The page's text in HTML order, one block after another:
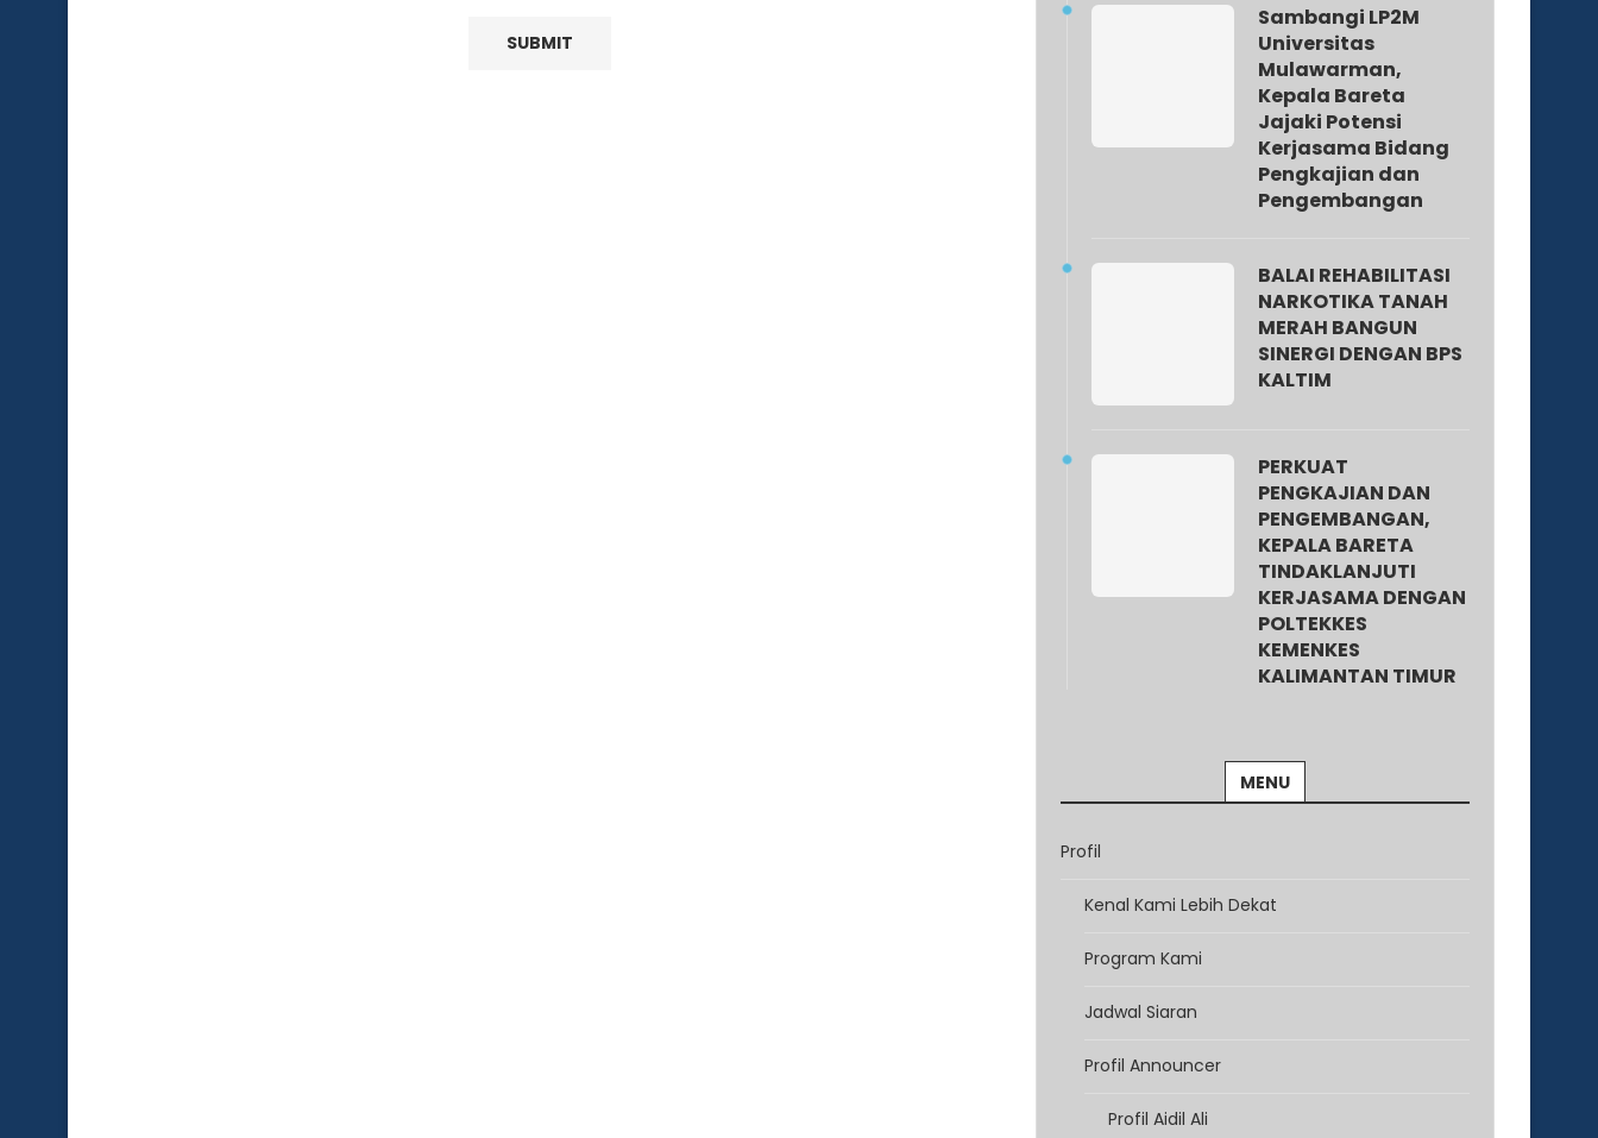
Sambangi LP2M
Universitas
Mulawarman,
Kepala Bareta
Jajaki Potensi
Kerjasama Bidang
Pengkajian dan
Pengembangan
BALAI REHABILITASI
NARKOTIKA TANAH
MERAH BANGUN
SINERGI DENGAN BPS
KALTIM
PERKUAT
PENGKAJIAN DAN
PENGEMBANGAN,
KEPALA BARETA
TINDAKLANJUTI
KERJASAMA DENGAN
POLTEKKES
KEMENKES
KALIMANTAN TIMUR
MENU
Profil
Kenal Kami Lebih Dekat
Program Kami
Jadwal Siaran
Profil Announcer
Profil Aidil Ali